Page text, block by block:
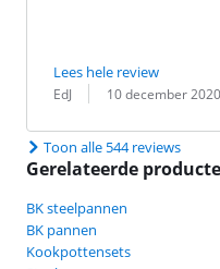
Lees hele review
Beoordeling door:
EdJ
Datum: 10 december 2020
Toon alle 544 reviews
Gerelateerde
BK steelpannen
BK pannen
Kookpottensets